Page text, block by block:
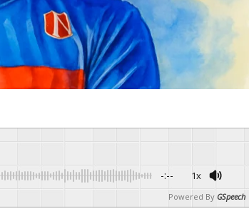
-:-- 1x
Powered By GSpeech